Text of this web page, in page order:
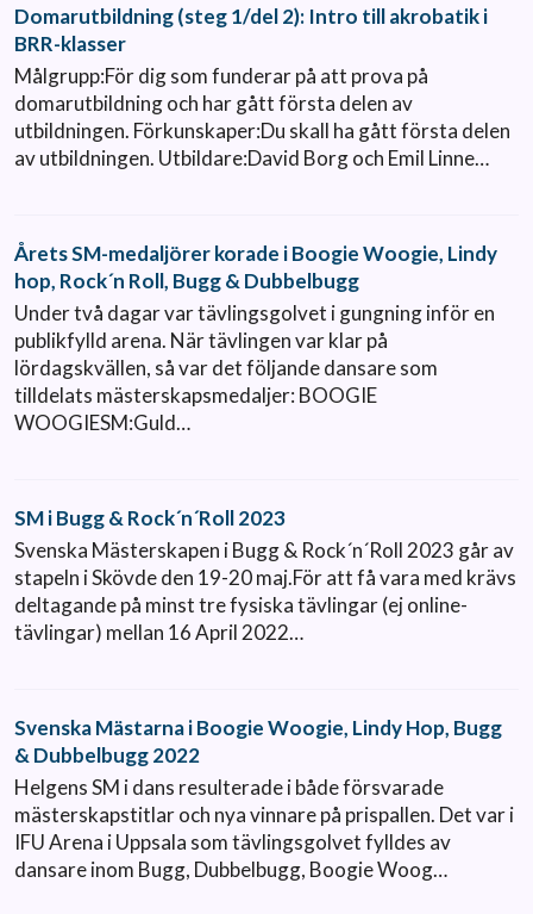
Domarutbildning (steg 1/del 2): Intro till akrobatik i
BRR-klasser
Målgrupp:För dig som funderar på att prova på
domarutbildning och har gått första delen av
utbildningen. Förkunskaper:Du skall ha gått första delen
av utbildningen. Utbildare:David Borg och Emil Linne…
Årets SM-medaljörer korade i Boogie Woogie, Lindy
hop, Rock´n Roll, Bugg & Dubbelbugg
Under två dagar var tävlingsgolvet i gungning inför en
publikfylld arena. När tävlingen var klar på
lördagskvällen, så var det följande dansare som
tilldelats mästerskapsmedaljer: BOOGIE
WOOGIESM:Guld…
SM i Bugg & Rock´n´Roll 2023
Svenska Mästerskapen i Bugg & Rock´n´Roll 2023 går av
stapeln i Skövde den 19-20 maj.För att få vara med krävs
deltagande på minst tre fysiska tävlingar (ej online-
tävlingar) mellan 16 April 2022…
Svenska Mästarna i Boogie Woogie, Lindy Hop, Bugg
& Dubbelbugg 2022
Helgens SM i dans resulterade i både försvarade
mästerskapstitlar och nya vinnare på prispallen. Det var i
IFU Arena i Uppsala som tävlingsgolvet fylldes av
dansare inom Bugg, Dubbelbugg, Boogie Woog…